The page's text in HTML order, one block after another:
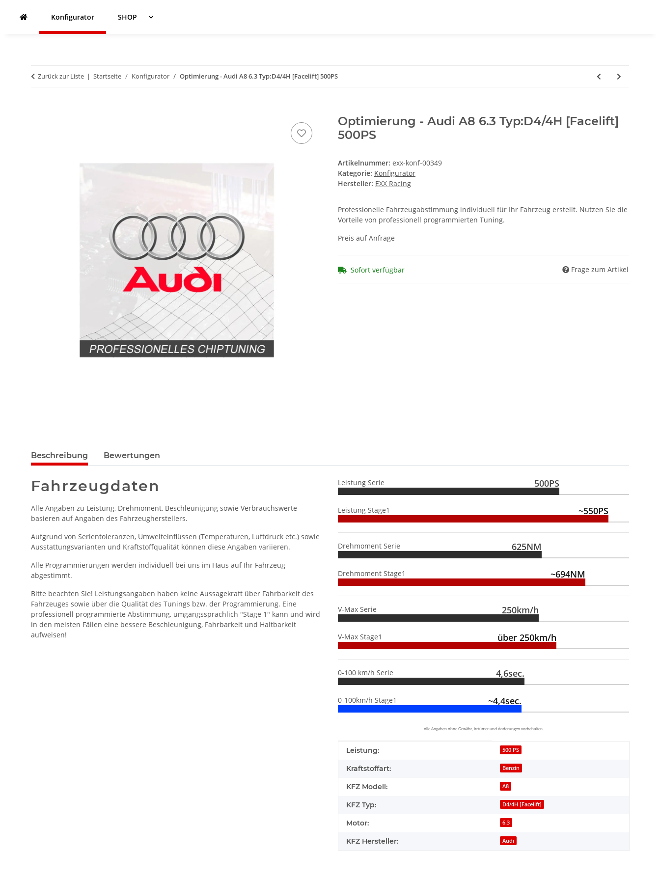
Konfigurator SHOP
Zurück zur Liste Startseite Konfigurator Optimierung - Audi A8 6.3 Typ:D4/4H [Facelift] 500PS
Optimierung - Audi A8 6.3 Typ:D4/4H [Facelift]
500PS
Artikelnummer: exx-konf-00349
Kategorie: Konfigurator
Hersteller: EXX Racing
Professionelle Fahrzeugabstimmung individuell für Ihr Fahrzeug erstellt. Nutzen Sie die
Vorteile von professionell programmierten Tuning.
Preis auf Anfrage
Sofort verfügbar Frage zum Artikel
Beschreibung Bewertungen
Fahrzeugdaten
Alle Angaben zu Leistung, Drehmoment, Beschleunigung sowie Verbrauchswerte
basieren auf Angaben des Fahrzeugherstellers.
Aufgrund von Serientoleranzen, Umwelteinflüssen (Temperaturen, Luftdruck etc.) sowie
Ausstattungsvarianten und Kraftstoffqualität können diese Angaben variieren.
Alle Programmierungen werden individuell bei uns im Haus auf Ihr Fahrzeug
abgestimmt.
Bitte beachten Sie! Leistungsangaben haben keine Aussagekraft über Fahrbarkeit des
Fahrzeuges sowie über die Qualität des Tunings bzw. der Programmierung. Eine
professionell programmierte Abstimmung, umgangssprachlich "Stage 1" kann und wird
in den meisten Fällen eine bessere Beschleunigung, Fahrbarkeit und Haltbarkeit
aufweisen!
Leistung Serie 500PS
Leistung Stage1 ~550PS
Drehmoment Serie 625NM
Drehmoment Stage1 ~694NM
V-Max Serie 250km/h
V-Max Stage1 über 250km/h
0-100 km/h Serie 4,6sec.
0-100km/h Stage1 ~4,4sec.
Alle Angaben ohne Gewähr, Irrtümer und Änderungen vorbehalten.
Produkteigenschaft
Wert
Leistung: 500 PS
Kraftstoffart: Benzin
KFZ Modell: A8
KFZ Typ: D4/4H [Facelift]
Motor: 6.3
KFZ Hersteller: Audi